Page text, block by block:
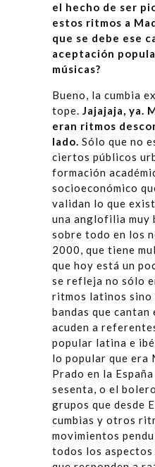
el hecho de ser
estos ritmos a
que se debe ese
aceptación
músicas?
Bueno, la cumbia
tope. Jajajaja, ya.
eran ritmos
lado. Sólo que no
ciertos públicos
formación
socioeconómico
validan lo que
una anglofilia muy
sobre todo en los
2000, que tiene
que hoy está un
se refleja no sólo
ritmos latinos sino
bandas que cantan
acuden a
popular latina e
lo popular que era
Prado en la
sesenta, o el
grupos que desde
cumbias y otros
movimientos
todos los aspectos